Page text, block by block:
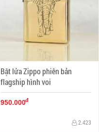
Bật lửa Zippo phiên bản
flagship hình voi
950.000đ
2.423